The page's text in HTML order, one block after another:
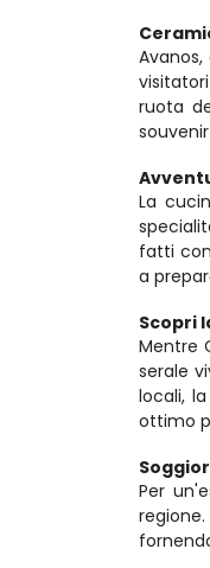
ruota
La
fatti
a
Scopri
Mentre
serale
locali,
ottimo
Per